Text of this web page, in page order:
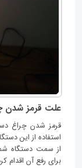
علت قرمز شدن
قرمز شدن چراغ
استفاده از این
از سمت دستگاه
برای رفع آن اقدام